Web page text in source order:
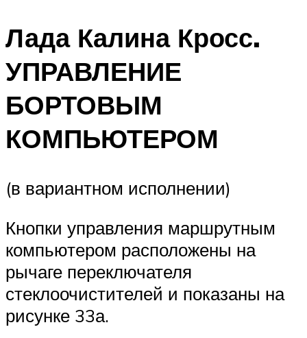
Лада Калина Кросс.
УПРАВЛЕНИЕ
БОРТОВЫМ
КОМПЬЮТЕРОМ
(в вариантном исполнении)
Кнопки управления маршрутным
компьютером расположены на
рычаге переключателя
стеклоочистителей и показаны на
рисунке 33а.